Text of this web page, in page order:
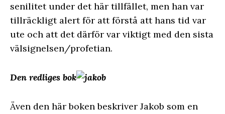
senilitet under det här tillfället, men han var
tillräckligt alert för att förstå att hans tid var
ute och att det därför var viktigt med den sista
välsignelsen/profetian.
Den redliges bok
Även den här boken beskriver Jakob som en